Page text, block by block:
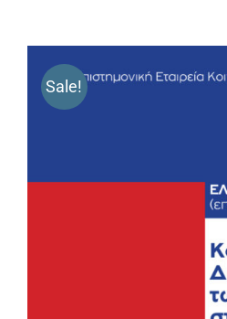
Sale!